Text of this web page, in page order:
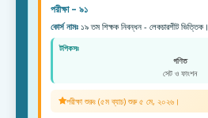
পরীক্ষা – ৯১
কোর্স নামঃ ১৯ তম শিক্ষক নিবন্ধন - লেকচারশীট ভিত্তিক।
টপিকসঃ
গণিত
সেট ও ফাংশন
পরীক্ষা শুরুঃ (৫ম ব্যাচ) শুরু ৫ মে, ২০২৬।